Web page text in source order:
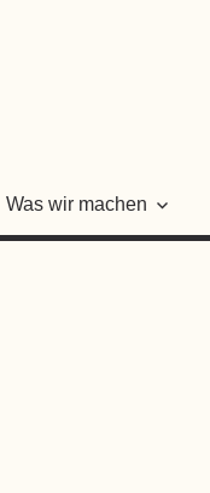
Was wir machen